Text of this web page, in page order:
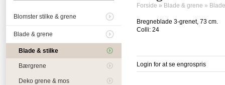
Blomster stilke & grene
Blade & grene
Blade & stilke
Bærgrene
Deko grene & mos
Forside » Blade & grene »
Bregneblade 3-grenet, 73 cm.
Colli: 24
Login for at se engrospris